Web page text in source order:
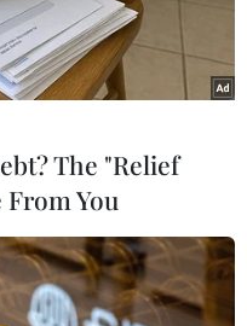
The "Relief
You